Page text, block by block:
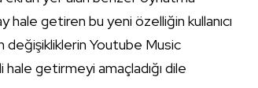
getiren bu yeni özelliğin kullanıcı
değişikliklerin Youtube Music
getirmeyi amaçladığı dile